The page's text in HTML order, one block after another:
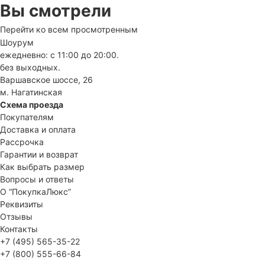
Вы смотрели
Перейти ко всем просмотренным
Шоурум
ежедневно: с 11:00 до 20:00.
без выходных.
Варшавское шоссе, 26
м. Нагатинская
Схема проезда
Покупателям
Доставка и оплата
Рассрочка
Гарантии и возврат
Как выбрать размер
Вопросы и ответы
О “ПокупкаЛюкс”
Реквизиты
Отзывы
Контакты
+7 (495) 565-35-22
+7 (800) 555-66-84